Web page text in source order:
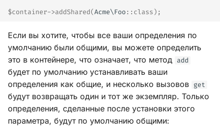
$container->addShared(Acme\Foo:: class);
Если вы хотите, чтобы все ваши определения по
умолчанию были общими, вы можете определить
это в контейнере, что означает, что метод add
будет по умолчанию устанавливать ваши
определения как общие, и несколько вызовов get
будут возвращать один и тот же экземпляр. Только
определения, сделанные после установки этого
параметра, будут по умолчанию общими: